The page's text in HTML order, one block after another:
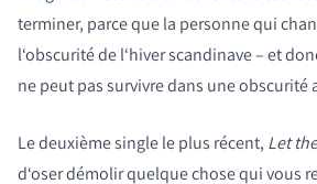
terminer, parce que la personne qui
l‘obscurité de l‘hiver scandinave – et
ne peut pas survivre dans une obscurité
Le deuxième single le plus récent, Let
d‘oser démolir quelque chose qui vous